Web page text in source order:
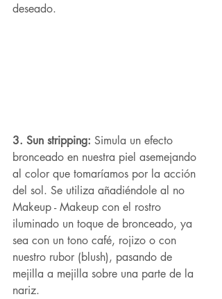
deseado.
3. Sun stripping: Simula un efecto
bronceado en nuestra piel asemejando
al color que tomaríamos por la acción
del sol. Se utiliza añadiéndole al no
Makeup - Makeup con el rostro
iluminado un toque de bronceado, ya
sea con un tono café, rojizo o con
nuestro rubor (blush), pasando de
mejilla a mejilla sobre una parte de la
nariz.